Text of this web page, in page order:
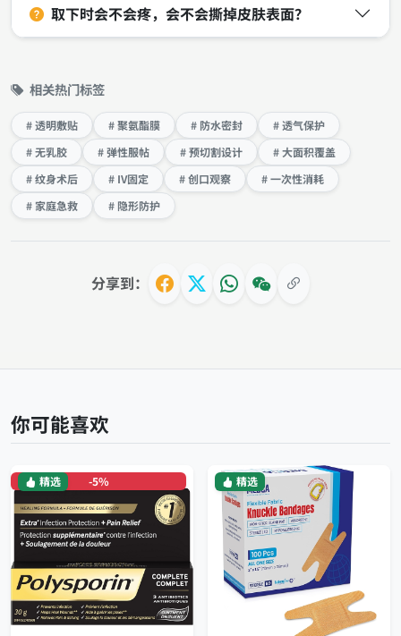
取下时会不会疼，会不会撕掉皮肤表面？
相关热门标签
# 透明敷贴 # 聚氨酯膜 # 防水密封
# 透气保护
# 无乳胶
# 弹性服帖 # 预切割设计
# 大面积覆盖
# 纹身术后
# IV固定 # 创口观察
# 一次性消耗
# 家庭急救
# 隐形防护
分享到：
你可能喜欢
-5%
精选 精选